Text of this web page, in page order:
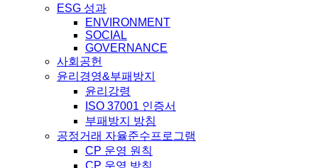
ESG 성과
ENVIRONMENT
SOCIAL
GOVERNANCE
사회공헌
윤리경영&부패방지
윤리강령
ISO 37001 인증서
부패방지 방침
공정거래 자율준수프로그램
CP 운영 원칙
CP 운영 방침